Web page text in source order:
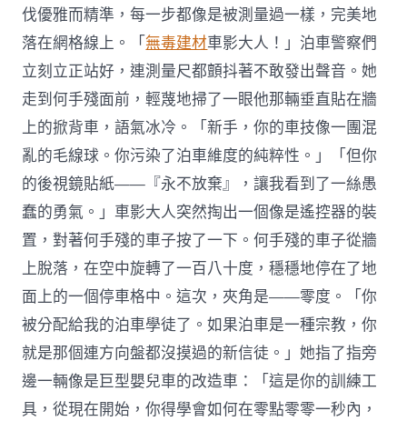
伐優雅而精準，每一步都像是被測量過一樣，完美地
落在網格線上。「無毒建材車影大人！」泊車警察們
立刻立正站好，連測量尺都顫抖著不敢發出聲音。她
走到何手殘面前，輕蔑地掃了一眼他那輛垂直貼在牆
上的掀背車，語氣冰冷。「新手，你的車技像一團混
亂的毛線球。你污染了泊車維度的純粹性。」「但你
的後視鏡貼紙——『永不放棄』，讓我看到了一絲愚
蠢的勇氣。」車影大人突然掏出一個像是遙控器的裝
置，對著何手殘的車子按了一下。何手殘的車子從牆
上脫落，在空中旋轉了一百八十度，穩穩地停在了地
面上的一個停車格中。這次，夾角是——零度。「你
被分配給我的泊車學徒了。如果泊車是一種宗教，你
就是那個連方向盤都沒摸過的新信徒。」她指了指旁
邊一輛像是巨型嬰兒車的改造車：「這是你的訓練工
具，從現在開始，你得學會如何在零點零零一秒內，